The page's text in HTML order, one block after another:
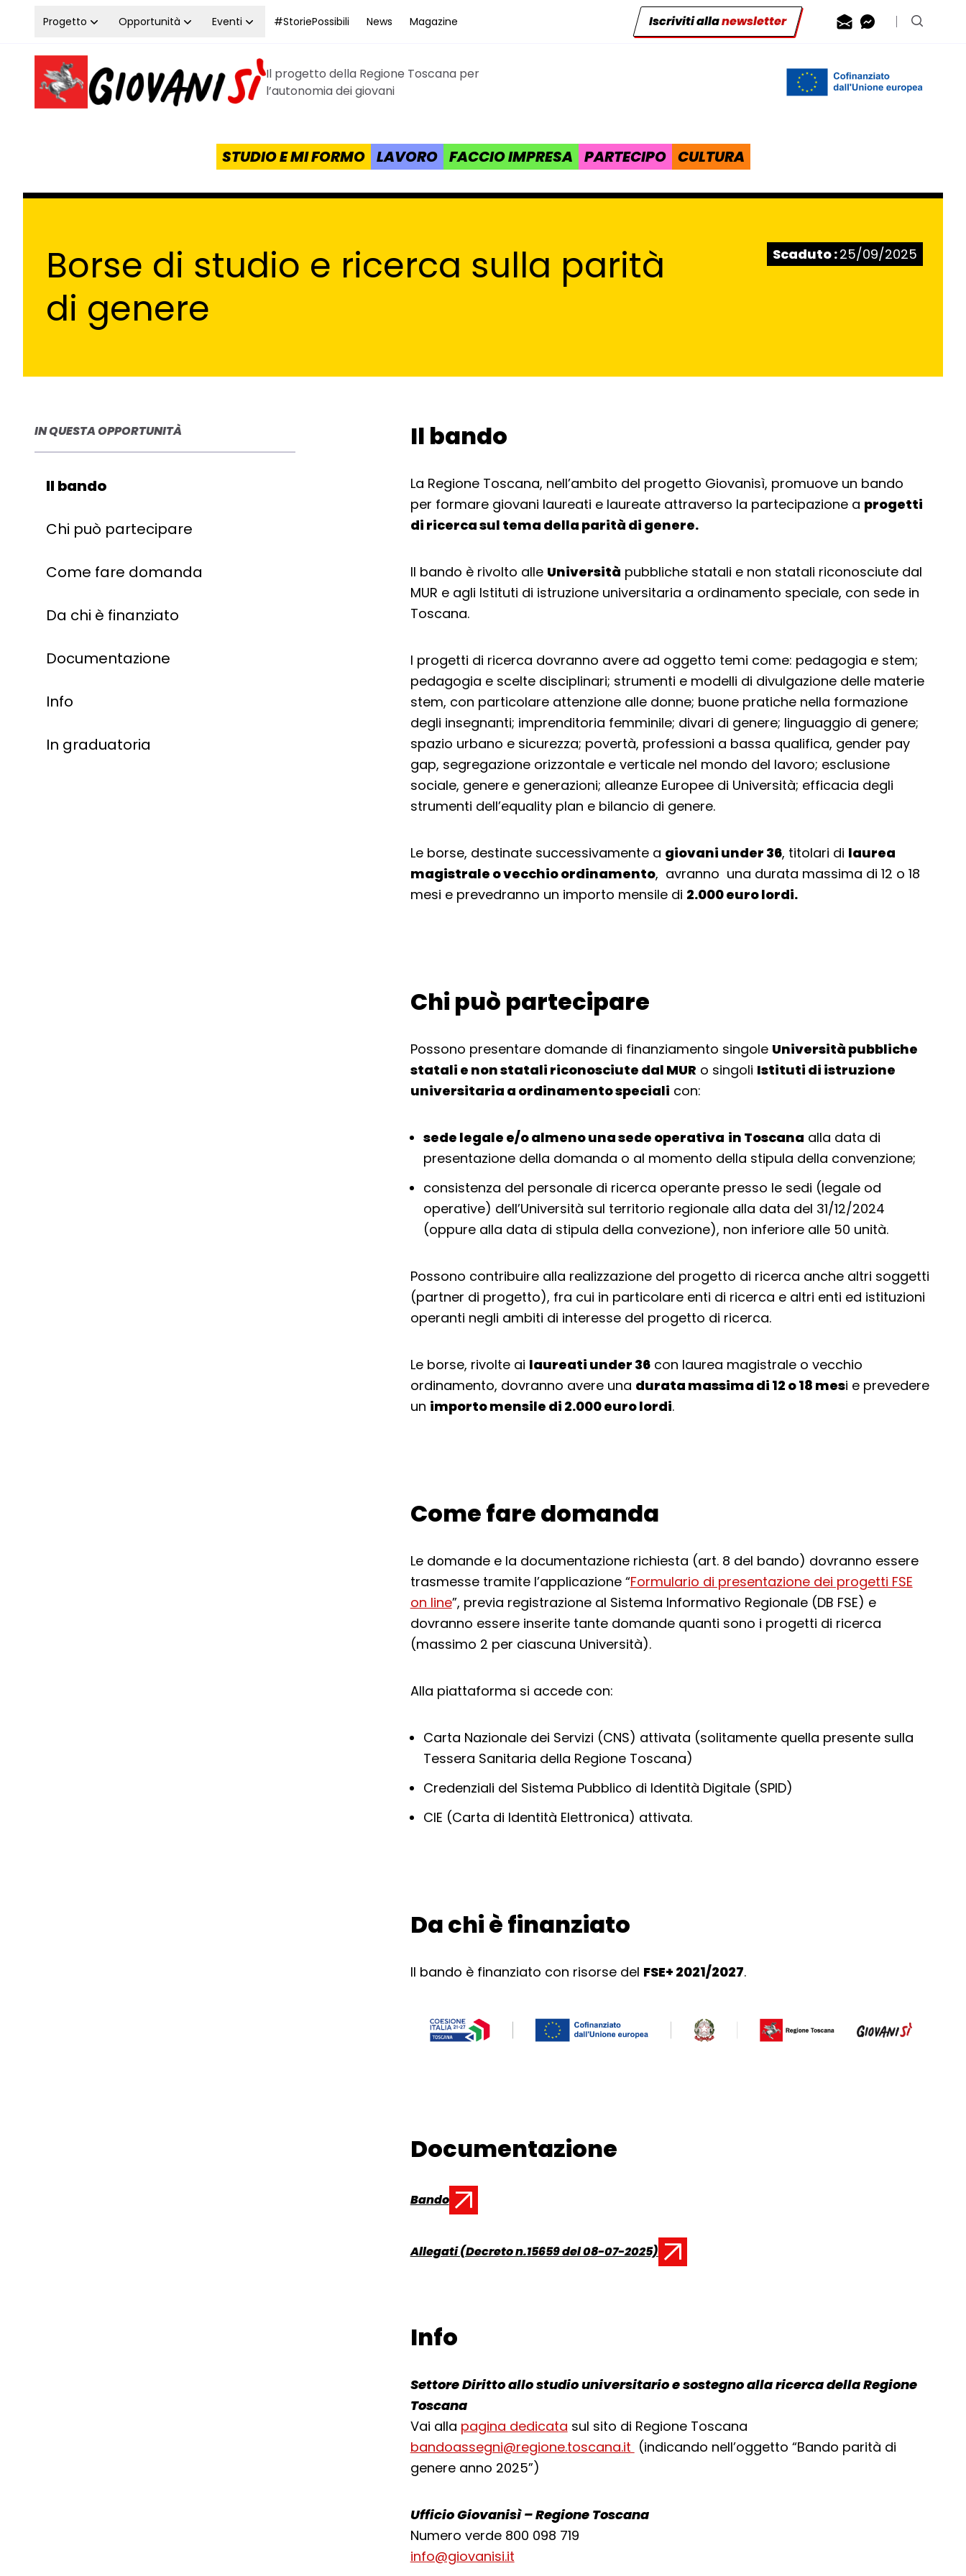
Vai al contenuto
Progetto Opportunità Eventi #StoriePossibili News Magazine Iscriviti allanewsletter Contattaci via
Contattaci
Cerca
Homepage Giovanisì - Progetto della Regione Toscana
Il progetto della Regione Toscana per
l’autonomia dei giovani
STUDIO E MI FORMO LAVORO FACCIO IMPRESA PARTECIPO CULTURA
Borse di studio e ricerca sulla parità
di genere
Stato:
Scaduto :25/09/2025
IN QUESTA OPPORTUNITÀ
Il bando
Chi può partecipare
Come fare domanda
Da chi è finanziato
Documentazione
Info
In graduatoria
Il bando
La Regione Toscana, nell’ambito del progetto Giovanisì, promuove un bando
per formare giovani laureati e laureate attraverso la partecipazione a progetti
di ricerca sul tema della parità di genere.
Il bando è rivolto alle Università pubbliche statali e non statali riconosciute dal
MUR e agli Istituti di istruzione universitaria a ordinamento speciale, con sede in
Toscana.
I progetti di ricerca dovranno avere ad oggetto temi come: pedagogia e stem;
pedagogia e scelte disciplinari; strumenti e modelli di divulgazione delle materie
stem, con particolare attenzione alle donne; buone pratiche nella formazione
degli insegnanti; imprenditoria femminile; divari di genere; linguaggio di genere;
spazio urbano e sicurezza; povertà, professioni a bassa qualifica, gender pay
gap, segregazione orizzontale e verticale nel mondo del lavoro; esclusione
sociale, genere e generazioni; alleanze Europee di Università; efficacia degli
strumenti dell’equality plan e bilancio di genere.
Le borse, destinate successivamente a giovani under 36, titolari di laurea
magistrale o vecchio ordinamento, avranno una durata massima di 12 o 18
mesi e prevedranno un importo mensile di 2.000 euro lordi.
Torna alla navigazione
Chi può partecipare
Possono presentare domande di finanziamento singole Università pubbliche
statali e non statali riconosciute dal MUR o singoli Istituti di istruzione
universitaria a ordinamento speciali con:
sede legale e/o almeno una sede operativa in Toscana alla data di
presentazione della domanda o al momento della stipula della convenzione;
consistenza del personale di ricerca operante presso le sedi (legale od
operative) dell’Università sul territorio regionale alla data del 31/12/2024
(oppure alla data di stipula della convezione), non inferiore alle 50 unità.
Possono contribuire alla realizzazione del progetto di ricerca anche altri soggetti
(partner di progetto), fra cui in particolare enti di ricerca e altri enti ed istituzioni
operanti negli ambiti di interesse del progetto di ricerca.
Le borse, rivolte ai laureati under 36con laurea magistrale o vecchio
ordinamento, dovranno avere una durata massima di 12 o 18 mesi e prevedere
un importo mensile di 2.000 euro lordi.
Torna alla navigazione
Come fare domanda
Le domande e la documentazione richiesta (art. 8 del bando) dovranno essere
trasmesse tramite l’applicazione “Formulario di presentazione dei progetti FSE
on line”, previa registrazione al Sistema Informativo Regionale (DB FSE) e
dovranno essere inserite tante domande quanti sono i progetti di ricerca
(massimo 2 per ciascuna Università).
Alla piattaforma si accede con:
Carta Nazionale dei Servizi (CNS) attivata (solitamente quella presente sulla
Tessera Sanitaria della Regione Toscana)
Credenziali del Sistema Pubblico di Identità Digitale (SPID)
CIE (Carta di Identità Elettronica) attivata.
Torna alla navigazione
Da chi è finanziato
Il bando è finanziato con risorse del FSE+ 2021/2027.
Torna alla navigazione
Documentazione
Documento:
Bando
Documento:
Allegati (Decreto n.15659 del 08-07-2025)
Torna alla navigazione
Info
Settore Diritto allo studio universitario e sostegno alla ricerca della Regione
Toscana
Vai alla pagina dedicata sul sito di Regione Toscana
bandoassegni@regione.toscana.it (indicando nell’oggetto “Bando parità di
genere anno 2025”)
Ufficio Giovanisì – Regione Toscana
Numero verde 800 098 719
info@giovanisi.it
Torna alla navigazione